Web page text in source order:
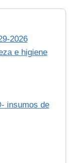
2026
e higiene
insumos de